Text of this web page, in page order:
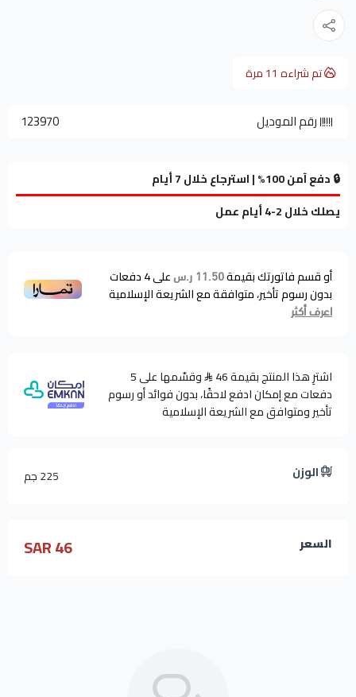
تم شراءه 11مرة
رقم الموديل 123970
🔒 دفع آمن 100% | استرجاع خلال 7 أيام
يصلك خلال 2-4 أيام عمل
أو قسم فاتورتك بقيمة11.50 ر.س على4دفعات
بدون رسوم تأخير، متوافقة مع الشريعة الإسلامية
اعرف أكثر
اشترِ هذا المنتج بقيمة 46
وقسّمها على 5
دفعات مع إمكان ادفع لاحقًا، بدون فوائد أو رسوم
تأخير ومتوافق مع الشريعة الإسلامية
الوزن 225 جم
السعر 46 SAR